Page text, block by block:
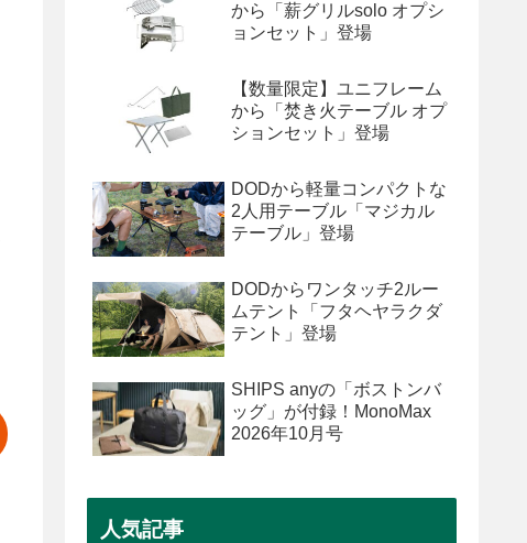
から「薪グリルsolo オプシ
ョンセット」登場
【数量限定】ユニフレーム
から「焚き火テーブル オプ
ションセット」登場
DODから軽量コンパクトな
2人用テーブル「マジカル
テーブル」登場
DODからワンタッチ2ルー
ムテント「フタヘヤラクダ
テント」登場
SHIPS anyの「ボストンバ
ッグ」が付録！MonoMax
2026年10月号
人気記事